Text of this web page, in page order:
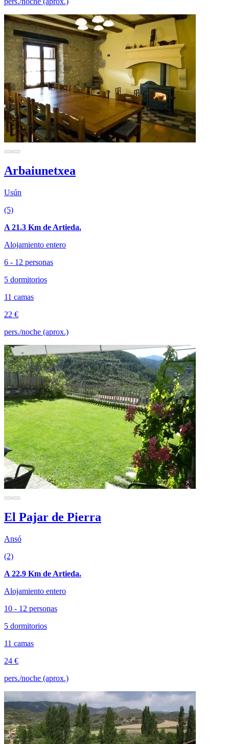
Arbaiunetxea
Usún
(5)
A 21.3 Km de Artieda.
Alojamiento entero
6 - 12 personas
5 dormitorios
11 camas
22 €
pers./noche (aprox.)
El Pajar de Pierra
Ansó
(2)
A 22.9 Km de Artieda.
Alojamiento entero
10 - 12 personas
5 dormitorios
11 camas
24 €
pers./noche (aprox.)